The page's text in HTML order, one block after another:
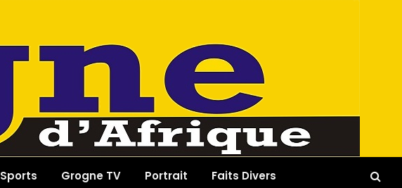
Sports Grogne TV Portrait Faits Divers